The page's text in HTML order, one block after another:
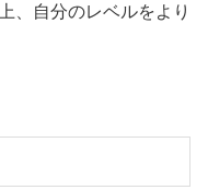
、自分のレベルをより